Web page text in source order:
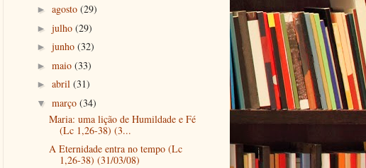
► agosto (29)
► julho (29)
► junho (32)
► maio (33)
► abril (31)
▼ março (34)
Maria: uma lição de Humildade e Fé
(Lc 1,26-38) (3...
A Eternidade entra no tempo (Lc
1,26-38) (31/03/08)